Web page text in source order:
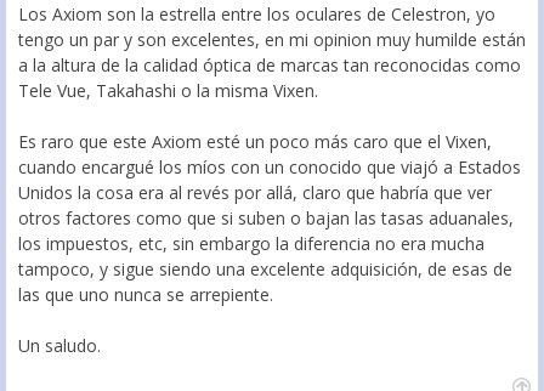
Los Axiom son la estrella entre los oculares de Celestron, yo
tengo un par y son excelentes, en mi opinion muy humilde están
a la altura de la calidad óptica de marcas tan reconocidas como
Tele Vue, Takahashi o la misma Vixen.
Es raro que este Axiom esté un poco más caro que el Vixen,
cuando encargué los míos con un conocido que viajó a Estados
Unidos la cosa era al revés por allá, claro que habría que ver
otros factores como que si suben o bajan las tasas aduanales,
los impuestos, etc, sin embargo la diferencia no era mucha
tampoco, y sigue siendo una excelente adquisición, de esas de
las que uno nunca se arrepiente.
Un saludo.